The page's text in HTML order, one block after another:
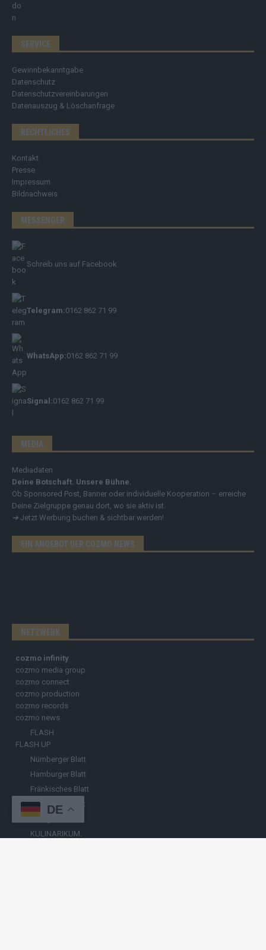
SERVICE
Gewinnbekanntgabe
Datenschutz
Datenschutzvereinbarungen
Datenauszug & Löschanfrage
RECHTLICHES
Kontakt
Presse
Impressum
Bildnachweis
MESSENGER
Schreib uns auf Facebook
Telegram:0162 862 71 99
WhatsApp:0162 862 71 99
Signal:0162 862 71 99
MEDIA
Mediadaten
Deine Botschaft. Unsere Bühne.
Ob Sponsored Post, Banner oder individuelle Kooperation – erreiche
Deine Zielgruppe genau dort, wo sie aktiv ist.
➔ Jetzt Werbung buchen & sichtbar werden!
EIN ANGEBOT DER COZMO NEWS
NETZWERK
cozmo infinity
cozmo media group
cozmo connect
cozmo production
cozmo records
cozmo news
FLASH
FLASH UP
Nürnberger Blatt
Hamburger Blatt
Fränkisches Blatt
Münchener Blatt
Stuttgarter Blatt
KULINARIKUM.
DE